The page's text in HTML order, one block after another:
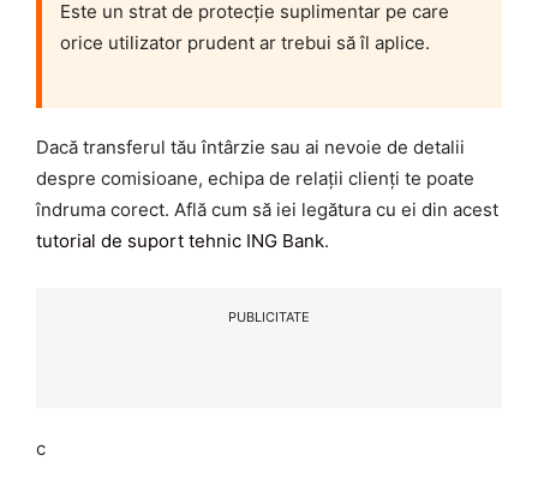
Este un strat de protecție suplimentar pe care
orice utilizator prudent ar trebui să îl aplice.
Dacă transferul tău întârzie sau ai nevoie de detalii
despre comisioane, echipa de relații clienți te poate
îndruma corect. Află cum să iei legătura cu ei din acest
tutorial de suport tehnic ING Bank.
PUBLICITATE
c